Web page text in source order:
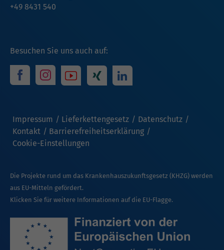
Besuchen Sie uns auch auf:
Impressum Lieferkettengesetz
Datenschutz
Kontakt
Barrierefreiheitserklärung
Cookie-Einstellungen
+49 8431 540
Die Projekte rund um das Krankenhauszukunftsgesetz (KHZG) werden
aus EU-Mitteln gefördert.
Klicken Sie für weitere Informationen auf die EU-Flagge.